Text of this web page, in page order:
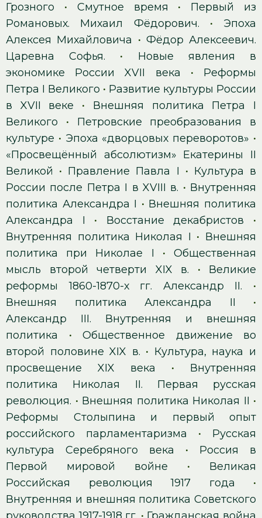
Грозного • Смутное время • Первый из
Романовых. Михаил Фёдорович. • Эпоха
Алексея Михайловича • Фёдор Алексеевич.
Царевна Софья. • Новые явления в
экономике России XVII века • Реформы
Петра I Великого • Развитие культуры России
в XVII веке • Внешняя политика Петра I
Великого • Петровские преобразования в
культуре • Эпоха «дворцовых переворотов» •
«Просвещённый абсолютизм» Екатерины II
Великой • Правление Павла I • Культура в
России после Петра I в XVIII в. • Внутренняя
политика Александра I • Внешняя политика
Александра I • Восстание декабристов •
Внутренняя политика Николая I • Внешняя
политика при Николае I •Общественная
мысль второй четверти XIX в. • Великие
реформы 1860-1870-х гг. Александр II. •
Внешняя политика Александра II •
Александр III. Внутренняя и внешняя
политика • Общественное движение во
второй половине XIX в. • Культура, наука и
просвещение XIX века • Внутренняя
политика Николая II. Первая русская
революция. • Внешняя политика Николая II •
Реформы Столыпина и первый опыт
российского парламентаризма • Русская
культура Серебряного века • Россия в
Первой мировой войне • Великая
Российская революция 1917 года •
Внутренняя и внешняя политика Советского